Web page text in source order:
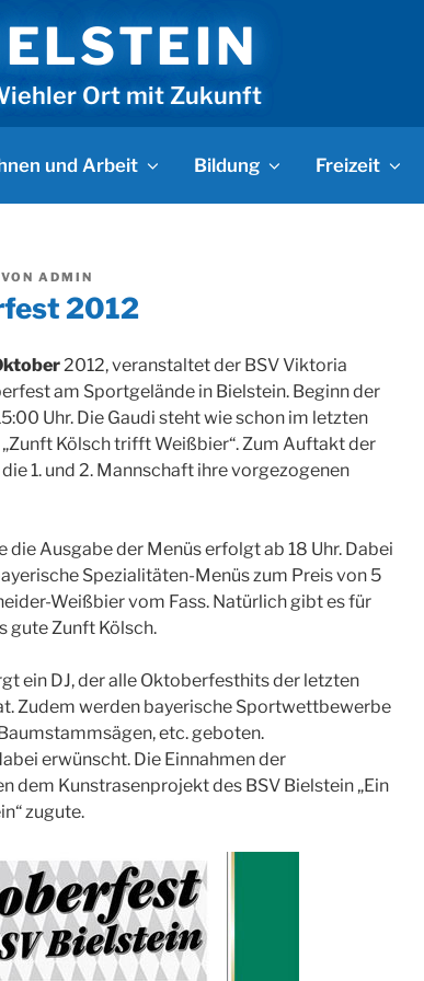
Ort mit Zukunft
und Arbeit Bildung Freizeit
VON ADMIN
2012
2012, veranstaltet der BSV Viktoria
am Sportgelände in Bielstein. Beginn der
Uhr. Die Gaudi steht wie schon im letzten
Kölsch trifft Weißbier“. Zum Auftakt der
1. und 2. Mannschaft ihre vorgezogenen
die Ausgabe der Menüs erfolgt ab 18 Uhr. Dabei
Spezialitäten-Menüs zum Preis von 5
Weißbier vom Fass. Natürlich gibt es für
gute Zunft Kölsch.
ein DJ, der alle Oktoberfesthits der letzten
Zudem werden bayerische Sportwettbewerbe
etc. geboten.
erwünscht. Die Einnahmen der
dem Kunstrasenprojekt des BSV Bielstein „Ein
zugute.